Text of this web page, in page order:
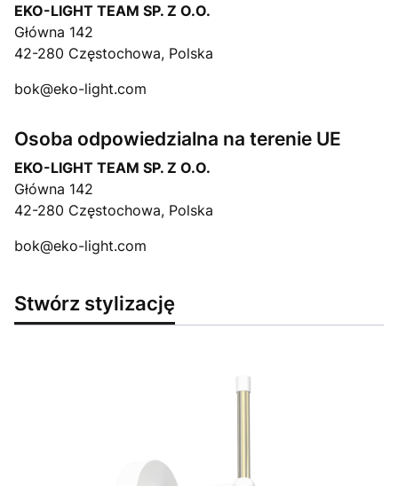
EKO-LIGHT TEAM SP. Z O.O.
Główna 142
42-280 Częstochowa, Polska
bok@eko-light.com
Osoba odpowiedzialna na terenie UE
EKO-LIGHT TEAM SP. Z O.O.
Główna 142
42-280 Częstochowa, Polska
bok@eko-light.com
Stwórz stylizację